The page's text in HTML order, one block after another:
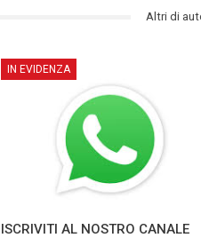
Altri di
IN EVIDENZA
ISCRIVITI AL NOSTRO CANALE